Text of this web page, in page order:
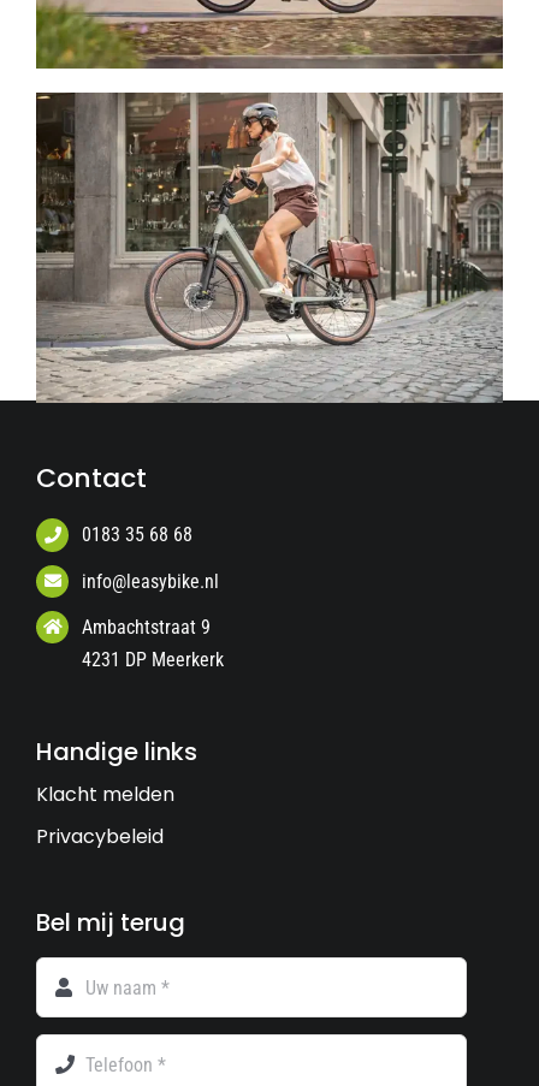
Contact
0183 35 68 68
info@leasybike.nl
Ambachtstraat 9
4231 DP Meerkerk
Handige links
Klacht melden
Privacybeleid
Bel mij terug